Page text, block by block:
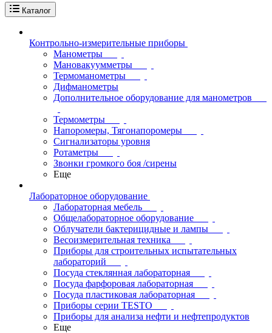
Каталог
Контрольно-измерительные приборы
Манометры
Мановакуумметры
Термоманометры
Дифманометры
Дополнительное оборудование для манометров
Термометры
Напоромеры, Тягонапоромеры
Сигнализаторы уровня
Ротаметры
Звонки громкого боя /сирены
Еще
Лабораторное оборудование
Лабораторная мебель
Общелабораторное оборудование
Облучатели бактерицидные и лампы
Весоизмерительная техника
Приборы для строительных испытательных
лабораторий
Посуда стеклянная лабораторная
Посуда фарфоровая лабораторная
Посуда пластиковая лабораторная
Приборы серии TESTO
Приборы для анализа нефти и нефтепродуктов
Еще